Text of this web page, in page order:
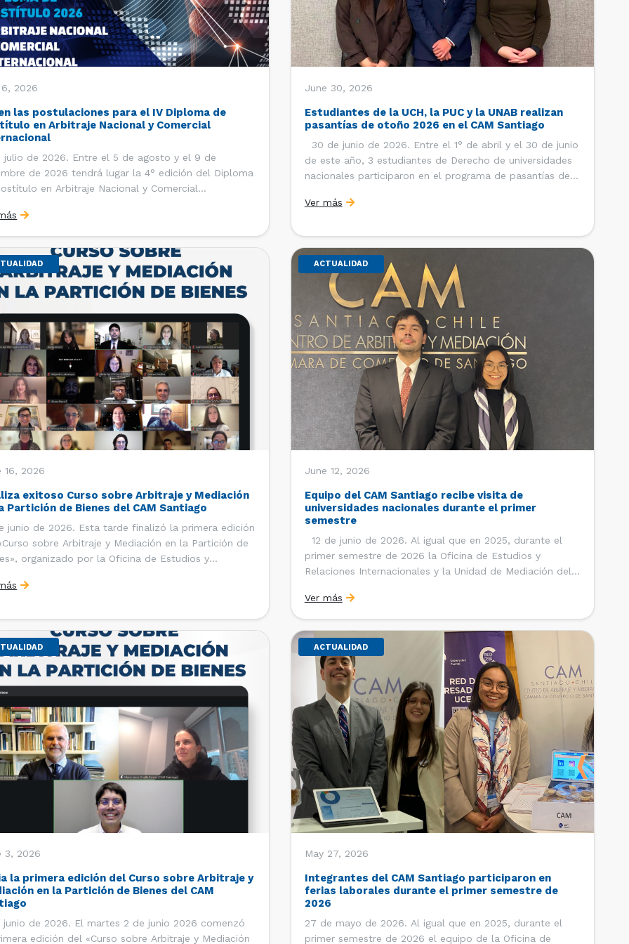
2026
las postulaciones para el IV Diploma de
en Arbitraje Nacional y Comercial
julio de 2026. Entre el 5 de agosto y el 9 de
de 2026 tendrá lugar la 4° edición del Diploma
en Arbitraje Nacional y Comercial
Internacional de la Facultad de Derecho de la
de Chile y […]
June 30, 2026
Estudiantes de la UCH, la PUC y la UNAB realizan
pasantías de otoño 2026 en el CAM Santiago
30 de junio de 2026. Entre el 1° de abril y el 30 de junio
de este año, 3 estudiantes de Derecho de universidades
nacionales participaron en el programa de pasantías del
Comercio de Santiago (CCS). Así, se realizaron […]
Ver más
16, 2026
exitoso Curso sobre Arbitraje y Mediación
Partición de Bienes del CAM Santiago
junio de 2026. Esta tarde finalizó la primera edición
sobre Arbitraje y Mediación en la Partición de
organizado por la Oficina de Estudios y
(CAM) de la Cámara de Comercio de Santiago
ACTUALIDAD
June 12, 2026
Equipo del CAM Santiago recibe visita de
universidades nacionales durante el primer
semestre
12 de junio de 2026. Al igual que en 2025, durante el
primer semestre de 2026 la Oficina de Estudios y
Relaciones Internacionales y la Unidad de Mediación del
Comercio de Santiago (CCS) han recibido la visita de
estudiantes de […]
Ver más
3, 2026
la primera edición del Curso sobre Arbitraje y
en la Partición de Bienes del CAM
junio de 2026. El martes 2 de junio 2026 comenzó
edición del «Curso sobre Arbitraje y Mediación
ACTUALIDAD
May 27, 2026
Integrantes del CAM Santiago participaron en
ferias laborales durante el primer semestre de
2026
27 de mayo de 2026. Al igual que en 2025, durante el
primer semestre de 2026 el equipo de la Oficina de